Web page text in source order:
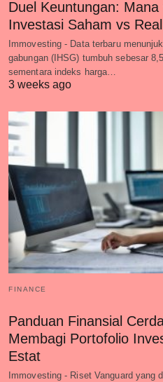
Duel Keuntungan:
Investasi Saham vs
Immovesting - Data terbaru
gabungan (IHSG) tumbuh sebesar
sementara indeks harga…
3 weeks ago
FINANCE
Panduan Finansial
Membagi Portofolio
Estat
Immovesting - Riset Vanguard yang